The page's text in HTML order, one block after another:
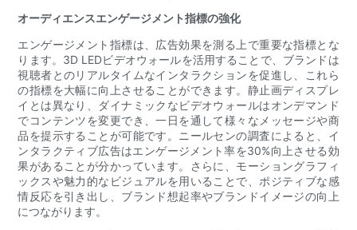
オーディエンスエンゲージメント指標の強化
エンゲージメント指標は、広告効果を測る上で重要な指標とな
ります。3D LEDビデオウォールを活用することで、ブランドは
視聴者とのリアルタイムなインタラクションを促進し、これら
の指標を大幅に向上させることができます。静止画ディスプレ
イとは異なり、ダイナミックなビデオウォールはオンデマンド
でコンテンツを変更でき、一日を通して様々なメッセージや商
品を提示することが可能です。ニールセンの調査によると、イ
ンタラクティブ広告はエンゲージメント率を30%向上させる効
果があることが分かっています。さらに、モーショングラフィ
ックスや魅力的なビジュアルを用いることで、ポジティブな感
情反応を引き出し、ブランド想起率やブランドイメージの向上
につながります。